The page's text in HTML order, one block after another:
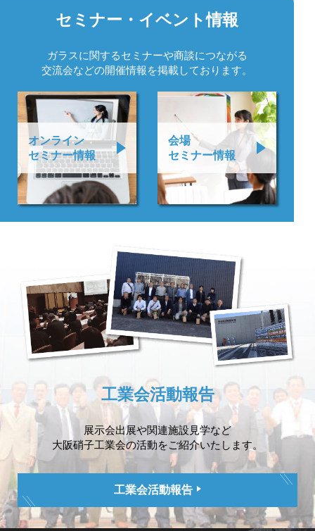
セミナー・ イベント情報
ガラスに関するセミナーや商談につながる
交流会などの開催情報を掲載しております。
オンライン
セミナー情報
会場
セミナー情報
工業会活動報告
展示会出展や関連施設見学など
大阪硝子工業会の活動をご紹介いたします。
工業会活動報告